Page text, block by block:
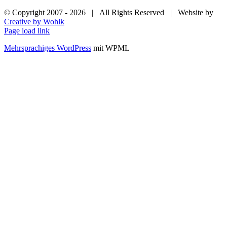
© Copyright 2007 - 2026 | All Rights Reserved | Website by
Creative by Wohlk
Page load link
Mehrsprachiges WordPress mit WPML